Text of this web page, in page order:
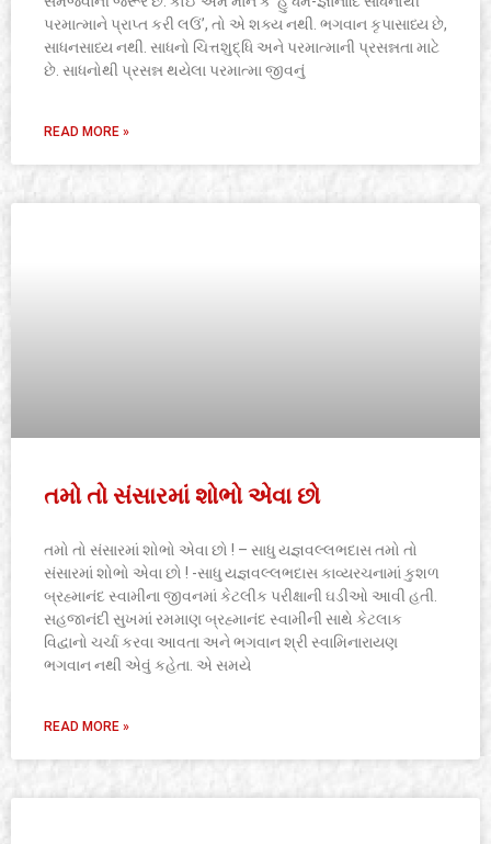
પરમાત્માને પ્રાપ્ત કરી લઉં’, તો એ શક્ય નથી. ભગવાન કૃપાસાધ્ય છે,
સાધનસાધ્ય નથી. સાધનો ચિત્તશુદ્ધિ અને પરમાત્માની પ્રસન્નતા માટે
છે. સાધનોથી પ્રસન્ન થયેલા પરમાત્મા જીવનું
READ MORE »
તમો તો સંસારમાં શોભો એવા છો
તમો તો સંસારમાં શોભો એવા છો ! – સાધુ યજ્ઞવલ્લભદાસ તમો તો
સંસારમાં શોભો એવા છો ! -સાધુ યજ્ઞવલ્લભદાસ કાવ્યરચનામાં કુશળ
બ્રહ્માનંદ સ્વામીના જીવનમાં કેટલીક પરીક્ષાની ઘડીઓ આવી હતી.
સહજાનંદી સુખમાં રમમાણ બ્રહ્માનંદ સ્વામીની સાથે કેટલાક
વિદ્વાનો ચર્ચા કરવા આવતા અને ભગવાન શ્રી સ્વામિનારાયણ
ભગવાન નથી એવું કહેતા. એ સમયે
READ MORE »